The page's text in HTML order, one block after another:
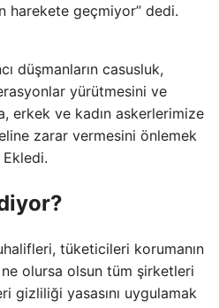
harekete geçmiyor” dedi.
düşmanların casusluk,
yürütmesini ve
erkek ve kadın askerlerimize
zarar vermesini önlemek
Ekledi.
tüketicileri korumanın
olursa olsun tüm şirketleri
gizliliği yasasını uygulamak